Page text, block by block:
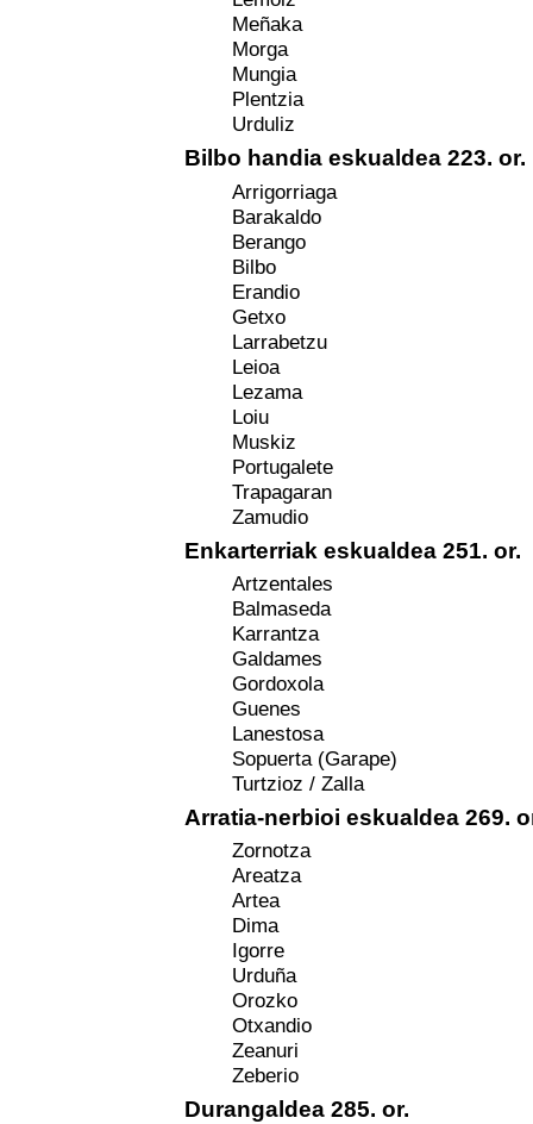
Meñaka
Morga
Mungia
Plentzia
Urduliz
Bilbo handia eskualdea 223. or.
Arrigorriaga
Barakaldo
Berango
Bilbo
Erandio
Getxo
Larrabetzu
Leioa
Lezama
Loiu
Muskiz
Portugalete
Trapagaran
Zamudio
Enkarterriak eskualdea 251. or.
Artzentales
Balmaseda
Karrantza
Galdames
Gordoxola
Guenes
Lanestosa
Sopuerta (Garape)
Turtzioz / Zalla
Arratia-nerbioi eskualdea 269.
Zornotza
Areatza
Artea
Dima
Igorre
Urduña
Orozko
Otxandio
Zeanuri
Zeberio
Durangaldea 285. or.